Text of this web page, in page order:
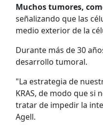
Muchos tumores,
señalizando que las
medio exterior de la
Durante más de 30
desarrollo tumoral.
"La estrategia de
KRAS, de modo que si
tratar de impedir la
Agell.